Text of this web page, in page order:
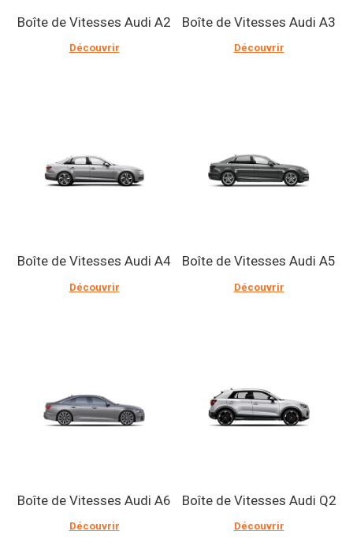
Boîte de Vitesses Audi A2
Découvrir
Boîte de Vitesses Audi A3
Découvrir
Boîte de Vitesses Audi A4
Découvrir
Boîte de Vitesses Audi A5
Découvrir
Boîte de Vitesses Audi A6
Découvrir
Boîte de Vitesses Audi Q2
Découvrir